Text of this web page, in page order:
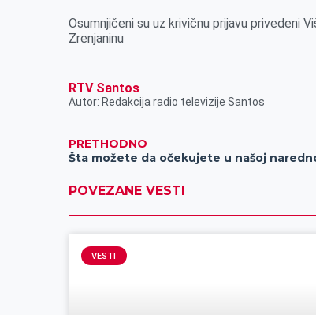
Osumnjičeni su uz krivičnu prijavu privedeni
Zrenjaninu
RTV Santos
Autor: Redakcija radio televizije Santos
PRETHODNO
POVEZANE VESTI
VESTI